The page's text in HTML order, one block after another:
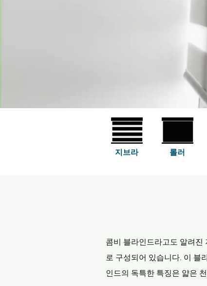
지브라 롤러
콤비 블라인드라고도 알려진
로 구성되어 있습니다. 이 블
인드의 독특한 특징은 얇은